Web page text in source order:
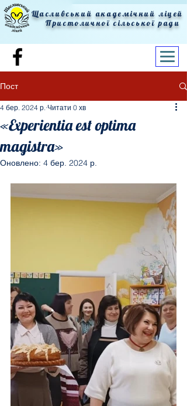
Щасливський академічний ліцей
Пристоличної сільської ради
Пост
«Experientia est optima
magistra»
4 бер. 2024 р. Читати 0 хв
Оновлено: 4 бер. 2024 р.